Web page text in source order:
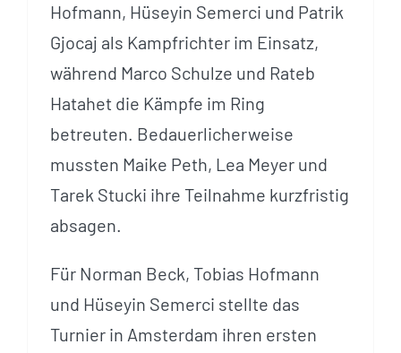
Hofmann, Hüseyin Semerci und Patrik
Gjocaj als Kampfrichter im Einsatz,
während Marco Schulze und Rateb
Hatahet die Kämpfe im Ring
betreuten. Bedauerlicherweise
mussten Maike Peth, Lea Meyer und
Tarek Stucki ihre Teilnahme kurzfristig
absagen.
Für Norman Beck, Tobias Hofmann
und Hüseyin Semerci stellte das
Turnier in Amsterdam ihren ersten